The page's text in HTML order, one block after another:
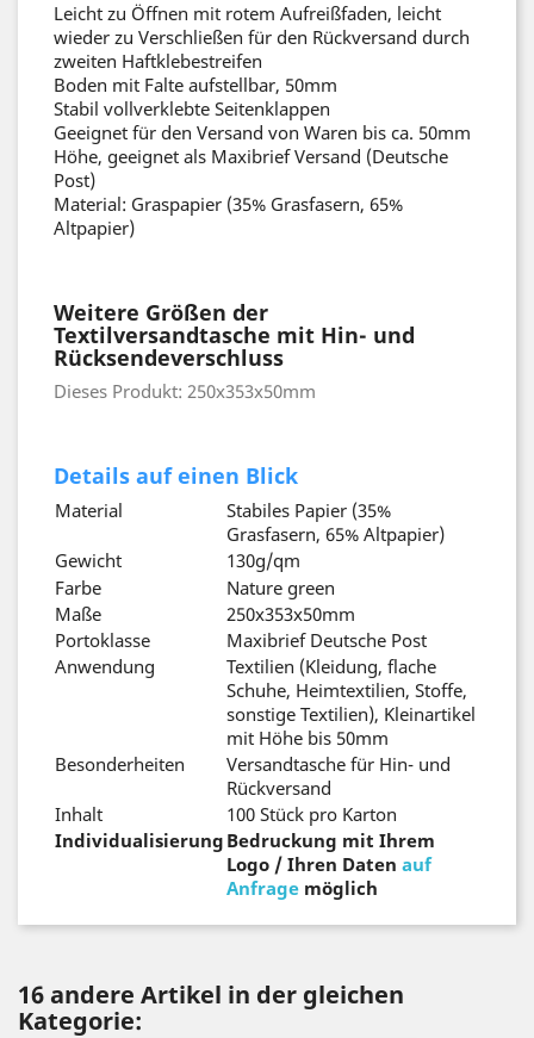
Leicht zu Öffnen mit rotem Aufreißfaden, leicht
wieder zu Verschließen für den Rückversand durch
zweiten Haftklebestreifen
Boden mit Falte aufstellbar, 50mm
Stabil vollverklebte Seitenklappen
Geeignet für den Versand von Waren bis ca. 50mm
Höhe, geeignet als Maxibrief Versand (Deutsche
Post)
Material: Graspapier (35% Grasfasern, 65%
Altpapier)
Weitere Größen der
Textilversandtasche mit Hin- und
Rücksendeverschluss
Dieses Produkt: 250x353x50mm
Details auf einen Blick
Material
Stabiles Papier (35%
Grasfasern, 65% Altpapier)
Gewicht
130g/qm
Farbe
Nature green
Maße
250x353x50mm
Portoklasse
Maxibrief Deutsche Post
Anwendung
Textilien (Kleidung, flache
Schuhe, Heimtextilien, Stoffe,
sonstige Textilien), Kleinartikel
mit Höhe bis 50mm
Besonderheiten
Versandtasche für Hin- und
Rückversand
Inhalt
100 Stück pro Karton
Individualisierung Bedruckung mit Ihrem
Logo / Ihren Daten auf
Anfrage möglich
16 andere Artikel in der gleichen
Kategorie: